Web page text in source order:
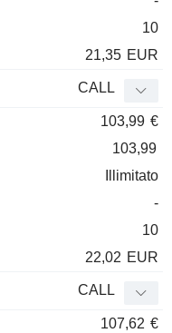
10
21,35 EUR
CALL
103,99 €
103,99
Illimitato
-
10
22,02 EUR
CALL
107,62 €